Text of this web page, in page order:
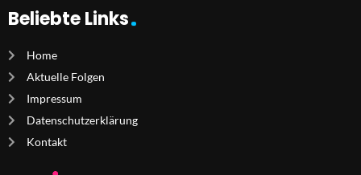
Beliebte Links
Home
Aktuelle Folgen
Impressum
Datenschutzerklärung
Kontakt